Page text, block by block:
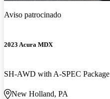
Aviso patrocinado
2023 Acura MDX
SH-AWD with A-SPEC Package
New Holland, PA